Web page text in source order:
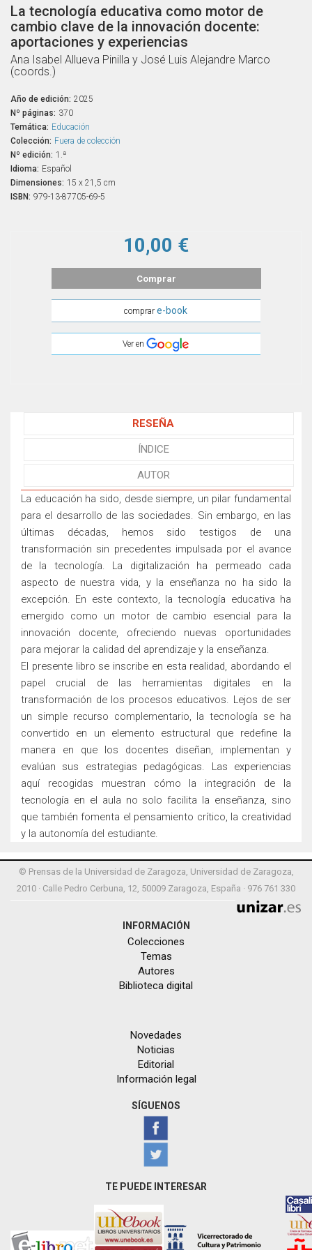
La tecnología educativa como motor de
cambio clave de la innovación docente:
aportaciones y experiencias
Ana Isabel Allueva Pinilla y José Luis Alejandre Marco
(coords.)
Año de edición: 2025
Nº páginas: 370
Temática: Educación
Colección: Fuera de colección
Nº edición: 1.ª
Idioma: Español
Dimensiones: 15 x 21,5 cm
ISBN: 979-13-87705-69-5
10,00 €
Comprar
comprare-book
Ver en
RESEÑA
ÍNDICE
AUTOR
La educación ha sido, desde siempre, un pilar fundamental
para el desarrollo de las sociedades. Sin embargo, en las
últimas décadas, hemos sido testigos de una
transformación sin precedentes impulsada por el avance
de la tecnología. La digitalización ha permeado cada
aspecto de nuestra vida, y la enseñanza no ha sido la
excepción. En este contexto, la tecnología educativa ha
emergido como un motor de cambio esencial para la
innovación docente, ofreciendo nuevas oportunidades
para mejorar la calidad del aprendizaje y la enseñanza.
El presente libro se inscribe en esta realidad, abordando el
papel crucial de las herramientas digitales en la
transformación de los procesos educativos. Lejos de ser
un simple recurso complementario, la tecnología se ha
convertido en un elemento estructural que redefine la
manera en que los docentes diseñan, implementan y
evalúan sus estrategias pedagógicas. Las experiencias
aquí recogidas muestran cómo la integración de la
tecnología en el aula no solo facilita la enseñanza, sino
que también fomenta el pensamiento crítico, la creatividad
y la autonomía del estudiante.
© Prensas de la Universidad de Zaragoza, Universidad de Zaragoza,
2010 · Calle Pedro Cerbuna, 12, 50009 Zaragoza, España · 976 761 330
INFORMACIÓN
Colecciones
Temas
Autores
Biblioteca digital
Novedades
Noticias
Editorial
Información legal
SÍGUENOS
TE PUEDE INTERESAR